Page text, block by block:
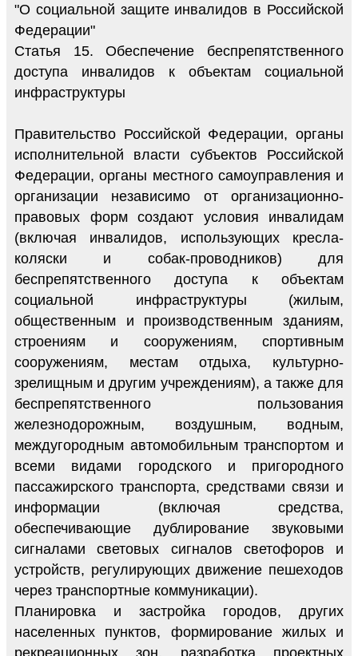
"О социальной защите инвалидов в Российской
Федерации"
Статья 15. Обеспечение беспрепятственного
доступа инвалидов к объектам социальной
инфраструктуры
Правительство Российской Федерации, органы
исполнительной власти субъектов Российской
Федерации, органы местного самоуправления и
организации независимо от организационно-
правовых форм создают условия инвалидам
(включая инвалидов, использующих кресла-
коляски и собак-проводников) для
беспрепятственного доступа к объектам
социальной инфраструктуры (жилым,
общественным и производственным зданиям,
строениям и сооружениям, спортивным
сооружениям, местам отдыха, культурно-
зрелищным и другим учреждениям), а также для
беспрепятственного пользования
железнодорожным, воздушным, водным,
междугородным автомобильным транспортом и
всеми видами городского и пригородного
пассажирского транспорта, средствами связи и
информации (включая средства,
обеспечивающие дублирование звуковыми
сигналами световых сигналов светофоров и
устройств, регулирующих движение пешеходов
через транспортные коммуникации).
Планировка и застройка городов, других
населенных пунктов, формирование жилых и
рекреационных зон, разработка проектных